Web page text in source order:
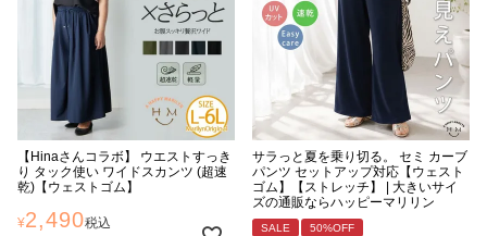
【Hinaさんコラボ】 ウエストすっき
り タック使い ワイドスカンツ (超速
乾)【ウェストゴム】
¥2,490税込
サラっと夏を乗り切る。 セミ カーブ
パンツ セットアップ対応【ウェスト
ゴム】【ストレッチ】 | 大きいサイ
ズの通販ならハッピーマリリン
SALE 50%OFF